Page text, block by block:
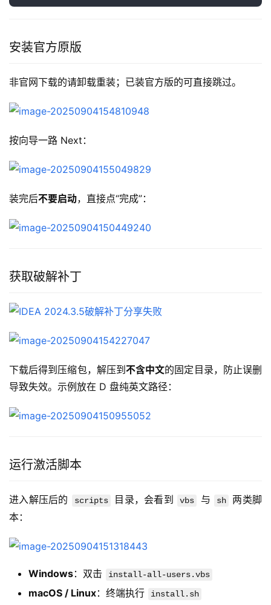
安装官方原版
非官网下载的请卸载重装；已装官方版的可直接跳过。
按向导一路 Next：
装完后不要启动，直接点“完成”：
获取破解补丁
下载后得到压缩包，解压到 不含中文的固定目录，防止误删
导致失效。示例放在 D 盘纯英文路径：
运行激活脚本
进入解压后的 scripts 目录，会看到 vbs 与 sh
两类脚
本：
Windows：双击 install-all-users.vbs
macOS / Linux：终端执行 install.sh